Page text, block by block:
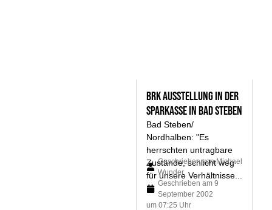
BRK Ausstellung in der
Sparkasse in Bad Steben
Bad Steben/
Nordhalben: "Es
herrschten untragbare
Zustände, schlicht weg
für unsere Verhältnisse...
Geschrieben vonMichael
Wunder
Geschrieben am 9
September 2002
um 07:25 Uhr